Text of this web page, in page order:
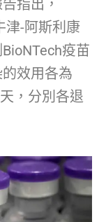
指出，
津-阿斯利康
疫苗
效用各為
，分別各退